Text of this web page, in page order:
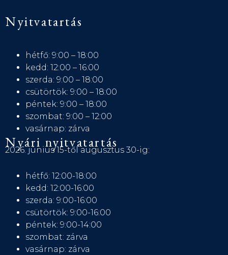
Nyitvatartás
hétfő: 9:00 – 18:00
kedd: 12:00 – 16:00
szerda: 9:00 – 18:00
csütörtök: 9:00 – 18:00
péntek: 9:00 – 18:00
szombat: 9:00 – 12:00
vasárnap: zárva
Nyári nyitvatartás
2026. június 15-től augusztus 30-ig:
hétfő: 12:00-18:00
kedd: 12:00-16:00
szerda: 9:00-16:00
csütörtök: 9:00-16:00
péntek: 9:00-14:00
szombat: zárva
vasárnap: zárva